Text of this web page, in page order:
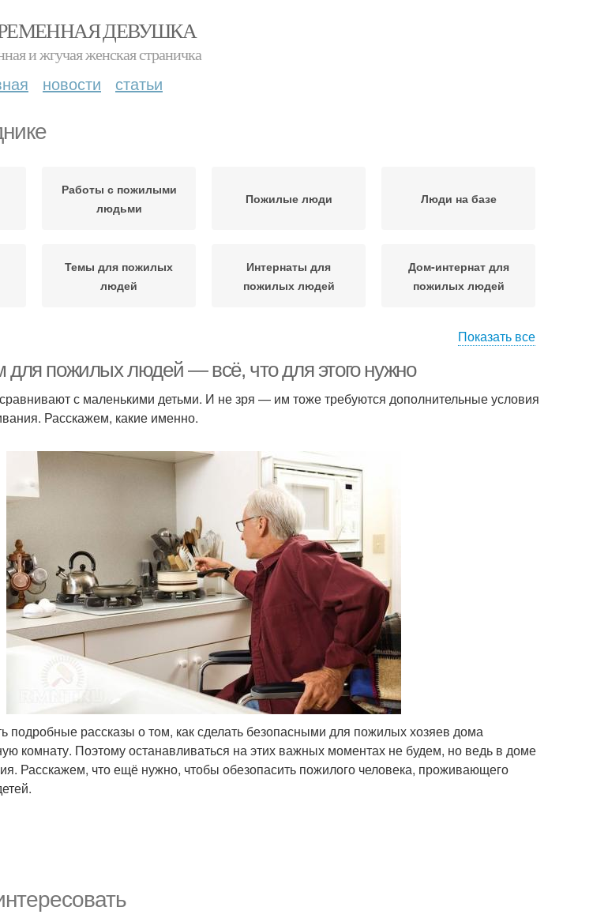
ДЕВУШКА
и жгучая женская страничка
новости статьи
Работы с пожилыми
людьми
Пожилые люди Люди на базе
Темы для пожилых
людей
Интернаты для
пожилых людей
Дом-интернат для
пожилых людей
Показать все
для пожилых людей — всё, что для этого нужно
с маленькими детьми. И не зря — им тоже требуются дополнительные условия
Расскажем, какие именно.
подробные рассказы о том, как сделать безопасными для пожилых хозяев дома
комнату. Поэтому останавливаться на этих важных моментах не будем, но ведь в доме
Расскажем, что ещё нужно, чтобы обезопасить пожилого человека, проживающего